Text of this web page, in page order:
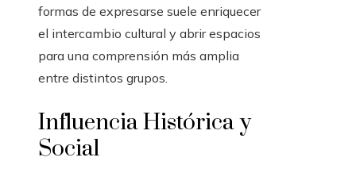
formas de expresarse suele enriquecer
el intercambio cultural y abrir espacios
para una comprensión más amplia
entre distintos grupos.
Influencia Histórica y
Social